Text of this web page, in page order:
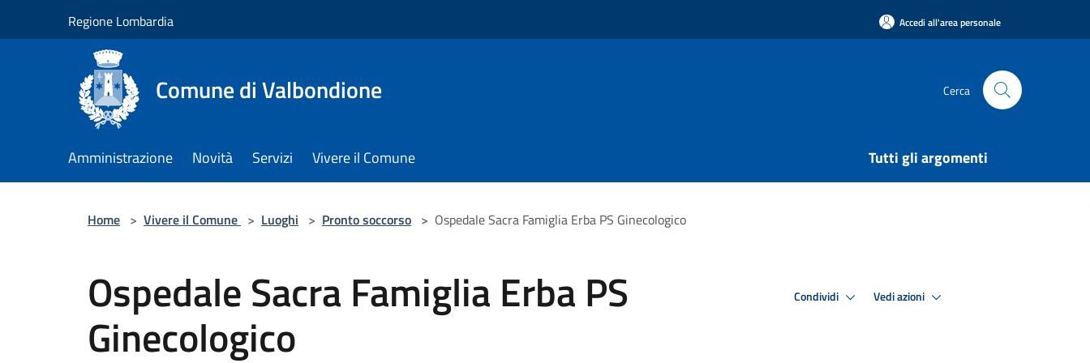
Regione Lombardia Accedi all'area personale
Comune di Valbondione Cerca
Amministrazione Novità Servizi Vivere il Comune Tutti gli argomenti
Home > Vivere il Comune > Luoghi > Pronto soccorso > Ospedale Sacra Famiglia Erba PS Ginecologico
Ospedale Sacra Famiglia Erba PS
Ginecologico
Condividi Vedi azioni